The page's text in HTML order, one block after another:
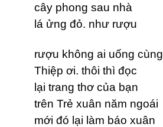
cây phong sau nhà
lá ửng đỏ. như rượu
rượu không ai uống cùng
Thiệp ơi. thôi thì đọc
lại trang thơ của bạn
trên Trẻ xuân năm ngoái
mới đó lại làm báo xuân